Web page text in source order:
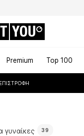
YOU
Premium Top 100
γυναίκες 39